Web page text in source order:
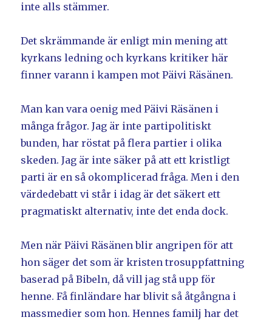
inte alls stämmer.
Det skrämmande är enligt min mening att
kyrkans ledning och kyrkans kritiker här
finner varann i kampen mot Päivi Räsänen.
Man kan vara oenig med Päivi Räsänen i
många frågor. Jag är inte partipolitiskt
bunden, har röstat på flera partier i olika
skeden. Jag är inte säker på att ett kristligt
parti är en så okomplicerad fråga. Men i den
värdedebatt vi står i idag är det säkert ett
pragmatiskt alternativ, inte det enda dock.
Men när Päivi Räsänen blir angripen för att
hon säger det som är kristen trosuppfattning
baserad på Bibeln, då vill jag stå upp för
henne. Få finländare har blivit så åtgångna i
massmedier som hon. Hennes familj har det